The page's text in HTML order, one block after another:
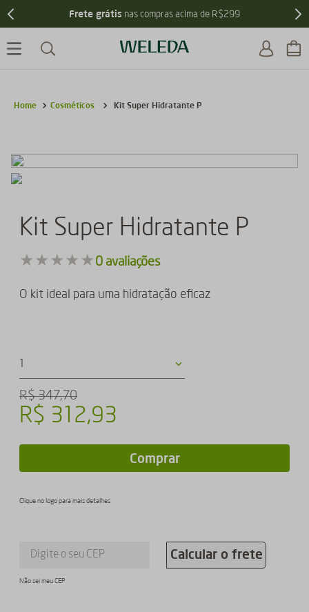
Frete grátis nas compras acima de R$299
Cosméticos Kit Super Hidratante P
Kit Super Hidratante P
★ ★ ★ ★ ★ 0 avaliações
O kit ideal para uma hidratação eficaz
R$ 347,70
R$ 312,93
Comprar
Clique no logo para mais detalhes
Não sei meu CEP
Calcular o frete